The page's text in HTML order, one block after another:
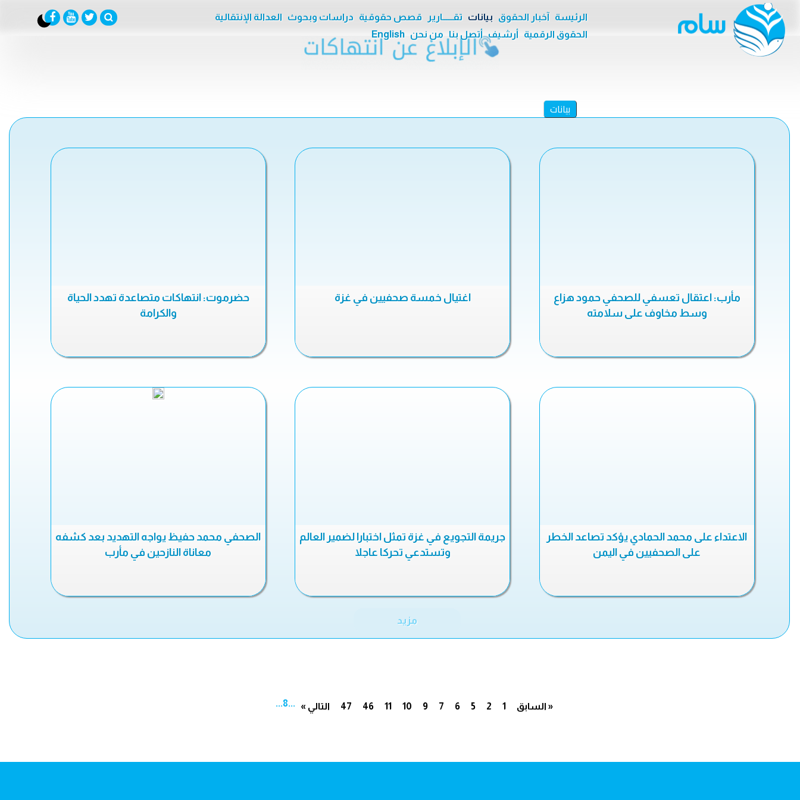
الرئيسة آخبار الحقوق بيانات تقــــــارير قصص حقوقية دراسات وبحوث
العدالة الإنتقالية
الحقوق الرقمية
أرشيف أتصل بنا من نحن English
بيانات
مأرب: اعتقال تعسفي للصحفي حمود هزاع
وسط مخاوف على سلامته
اغتيال خمسة صحفيين في غزة
حضرموت: انتهاكات متصاعدة تهدد الحياة
والكرامة
الاعتداء على محمد الحمادي يؤكد تصاعد الخطر
على الصحفيين في اليمن
جريمة التجويع في غزة تمثل اختبارا لضمير العالم
وتستدعي تحركا عاجلا
الصحفي محمد حفيظ يواجه التهديد بعد كشفه
معاناة النازحين في مأرب
مزيد
« السابق 1
2
... 5
6
7
8 9
10
11
... 46
47 التالي »